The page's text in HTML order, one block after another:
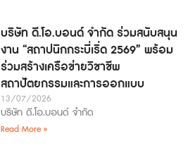
บริษัท ดี.โอ.บอนด์ จำกัด ร่วมสนับสนุน
งาน “สถาปนิกกระบี่เริ่ด 2569” พร้อม
ร่วมสร้างเครือข่ายวิชาชีพ
สถาปัตยกรรมและการออกแบบ
13/07/2026
บริษัท ดี.โอ.บอนด์ จำกัด
Read More »